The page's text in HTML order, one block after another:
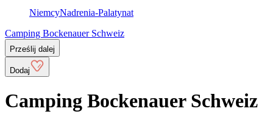
NiemcyNadrenia-Palatynat
Camping Bockenauer Schweiz
Prześlij dalej
Dodaj
Camping Bockenauer Schweiz